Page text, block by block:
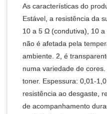
As características do
Estável, a resistência da
10 a 5 Ω (condutiva), 10
não é afetada pela
ambiente. 2, é
numa variedade de
toner. Espessura: 0,01-
resistência ao desgaste,
de acompanhamento